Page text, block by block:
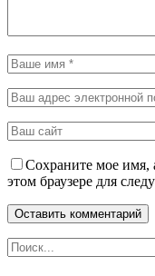
Сохраните мое имя,
этом браузере для